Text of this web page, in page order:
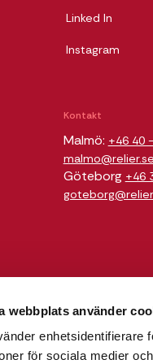
webbplats använder
enhetsidentifierare
för sociala medier
Linked In
Instagram
Kontakt
Malmö: +46 40
malmo@relier.se
Göteborg +46